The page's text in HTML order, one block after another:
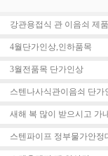
강관용접식 관 이음쇠 제
4월단가인상,인하품목
3월전품목 단가인상
스텐나사식관이음쇠 단
새해 복 많이 받으시고 가
스텐파이프 정부물가안